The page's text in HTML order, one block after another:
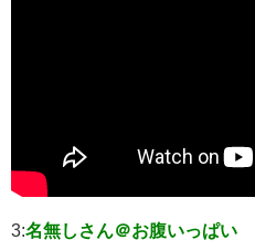
3:名無しさん＠お腹いっぱい